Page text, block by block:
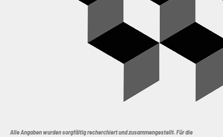
Alle Angaben wurden sorgfältig recherchiert und zusammengestellt. Für die